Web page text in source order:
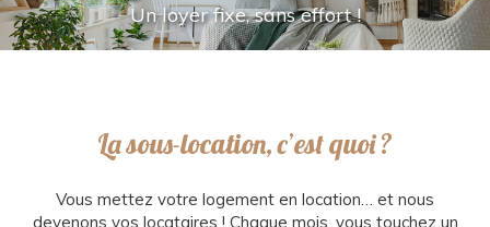
Un loyer fixe, sans effort !
La sous-location, c’est quoi ?
Vous mettez votre logement en location… et nous
devenons vos locataires ! Chaque mois, vous touchez un